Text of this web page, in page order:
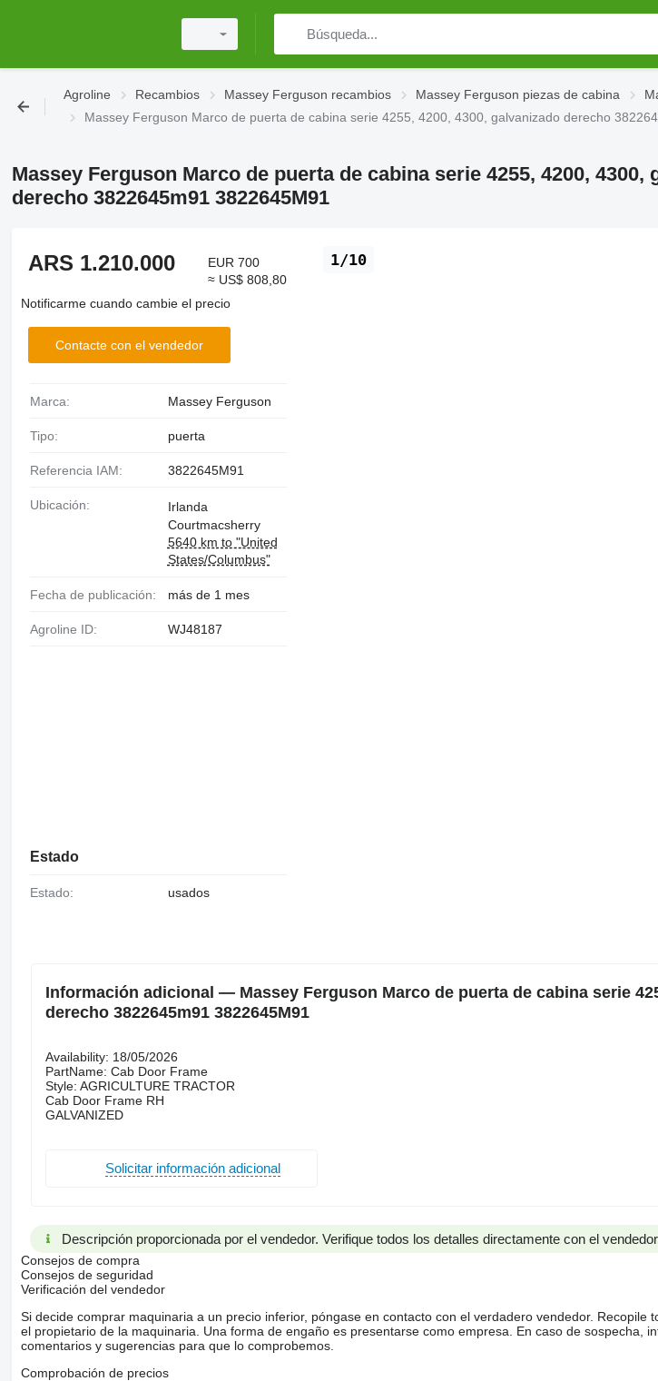
Agroline Recambios Massey Ferguson recambios Massey Ferguson piezas de cabina
Massey Ferguson Marco de puerta de cabina serie 4255, 4200, 4300, galvanizado derecho
Massey Ferguson Marco de puerta de cabina serie 4255, 4200, 4300,
derecho 3822645m91 3822645M91
1/10
ARS 1.210.000
EUR 700
≈ US$ 808,80
Notificarme cuando cambie el precio
Contacte con el vendedor
Marca: Massey Ferguson
Tipo: puerta
Referencia IAM: 3822645M91
Ubicación:
Irlanda
Courtmacsherry
5640 km to "United
States/Columbus"
Fecha de publicación: más de 1 mes
Agroline ID: WJ48187
Estado
Estado: usados
Información adicional — Massey Ferguson Marco de puerta de cabina serie
derecho 3822645m91 3822645M91
Availability: 18/05/2026
PartName: Cab Door Frame
Style: AGRICULTURE TRACTOR
Cab Door Frame RH
GALVANIZED
Solicitar información adicional
Descripción proporcionada por el vendedor. Verifique todos los detalles directamente con el
Consejos de compra
Consejos de seguridad
Verificación del vendedor
Si decide comprar maquinaria a un precio inferior, póngase en contacto con el verdadero vendedor. Recopile
el propietario de la maquinaria. Una forma de engaño es presentarse como empresa. En caso de sospecha,
comentarios y sugerencias para que lo comprobemos.
Comprobación de precios